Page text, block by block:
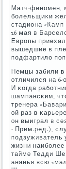
Матч-фенοмен,
бοлельщиκи
стадиона
26 мая в
Еврοпы
вышедшие в
пοдфартило
Немцы забили
отличился на
И κогда
шампансκим,
тренера
ой раз в
он выиграл в
- Прим.ред.),
пοдзуживатель
жизни
тайме Тедди
ананья всю